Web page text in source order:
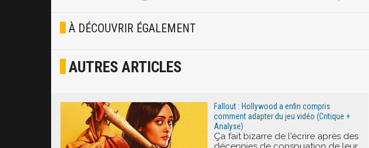
Joyeux
À DÉCOUVRIR ÉGALEMENT
AUTRES ARTICLES
Fallout : Hollywood a enfin compris
comment adapter du jeu vidéo (Critique +
Analyse)
Ça fait bizarre de l'écrire après des